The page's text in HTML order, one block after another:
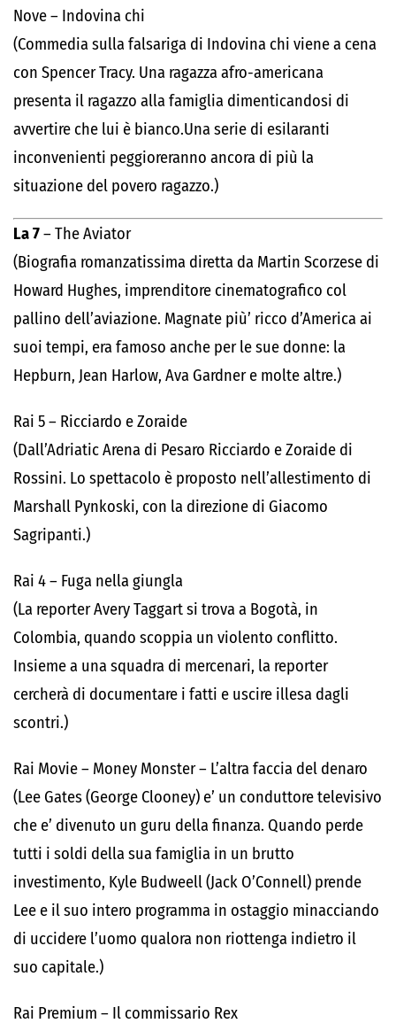
Nove – Indovina chi
(Commedia sulla falsariga di Indovina chi viene a cena
con Spencer Tracy. Una ragazza afro-americana
presenta il ragazzo alla famiglia dimenticandosi di
avvertire che lui è bianco.Una serie di esilaranti
inconvenienti peggioreranno ancora di più la
situazione del povero ragazzo.)
La 7– The Aviator
(Biografia romanzatissima diretta da Martin Scorzese di
Howard Hughes, imprenditore cinematografico col
pallino dell’aviazione. Magnate più’ ricco d’America ai
suoi tempi, era famoso anche per le sue donne: la
Hepburn, Jean Harlow, Ava Gardner e molte altre.)
Rai 5 – Ricciardo e Zoraide
(Dall’Adriatic Arena di Pesaro Ricciardo e Zoraide di
Rossini. Lo spettacolo è proposto nell’allestimento di
Marshall Pynkoski, con la direzione di Giacomo
Sagripanti.)
Rai 4 – Fuga nella giungla
(La reporter Avery Taggart si trova a Bogotà, in
Colombia, quando scoppia un violento conflitto.
Insieme a una squadra di mercenari, la reporter
cercherà di documentare i fatti e uscire illesa dagli
scontri.)
Rai Movie – Money Monster – L’altra faccia del denaro
(Lee Gates (George Clooney) e’ un conduttore televisivo
che e’ divenuto un guru della finanza. Quando perde
tutti i soldi della sua famiglia in un brutto
investimento, Kyle Budweell (Jack O’Connell) prende
Lee e il suo intero programma in ostaggio minacciando
di uccidere l’uomo qualora non riottenga indietro il
suo capitale.)
Rai Premium – Il commissario Rex